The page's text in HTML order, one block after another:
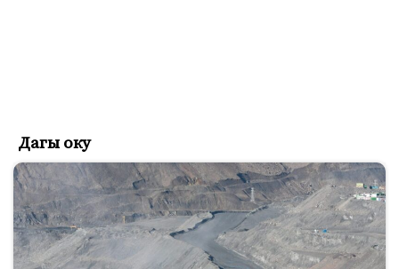
Дагы оку